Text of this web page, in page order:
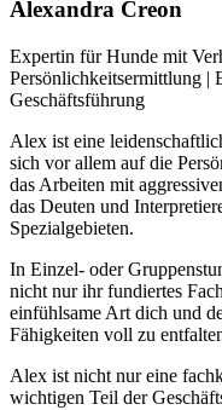
Alexandra Creon
Expertin für Hunde mit
Persönlichkeitsermittlung |
Geschäftsführung
Alex ist eine
sich vor allem auf die
das Arbeiten mit
das Deuten und
Spezialgebieten.
In Einzel- oder
nicht nur ihr fundiertes
einfühlsame Art dich und
Fähigkeiten voll zu
Alex ist nicht nur eine
wichtigen Teil der